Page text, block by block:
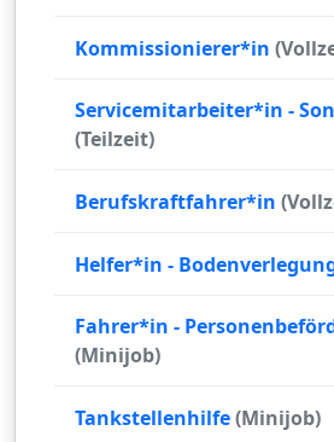
Kommissionierer*in
Servicemitarbeiter*in -
(Teilzeit)
Berufskraftfahrer*in
Helfer*in -
Fahrer*in -
(Minijob)
Tankstellenhilfe(Minijob)